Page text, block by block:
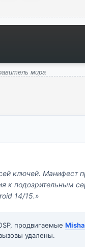
мира
ключей. Манифест
к подозрительным
14/15.»
продвигаемые
удалены.